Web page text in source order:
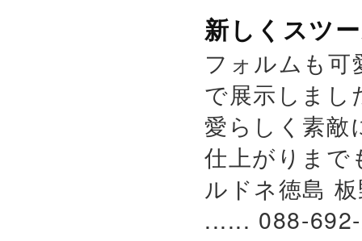
新しくスツ
フォルムも
で展示しまし
愛らしく素敵
仕上がりま
ルドネ徳島
...... 088-